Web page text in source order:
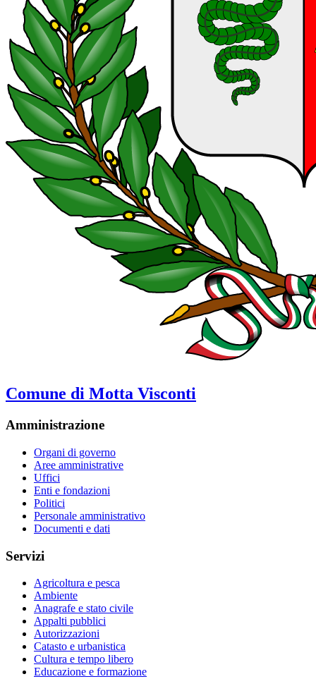
Comune di Motta Visconti
Amministrazione
Organi di governo
Aree amministrative
Uffici
Enti e fondazioni
Politici
Personale amministrativo
Documenti e dati
Servizi
Agricoltura e pesca
Ambiente
Anagrafe e stato civile
Appalti pubblici
Autorizzazioni
Catasto e urbanistica
Cultura e tempo libero
Educazione e formazione